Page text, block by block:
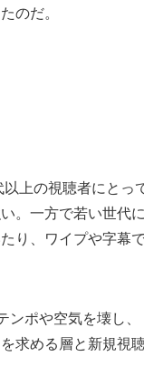
のだ。
上の視聴者にとっ
。一方で若い世代
り、ワイプや字幕
ンポや空気を壊し
求める層と新規視